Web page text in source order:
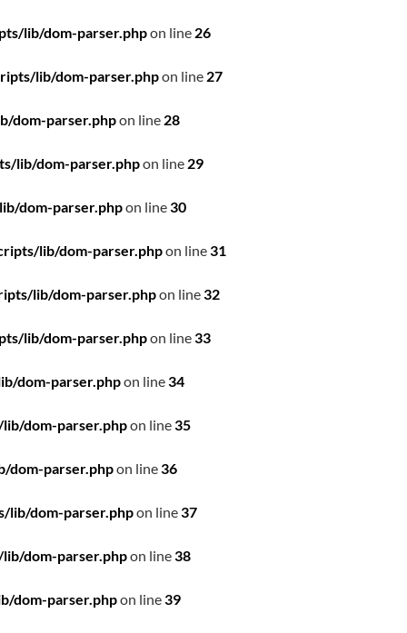
lib/dom-parser.phpon line 26
lib/dom-parser.phpon line 27
dom-parser.phpon line 28
lib/dom-parser.phpon line 29
dom-parser.phpon line30
lib/dom-parser.phpon line31
lib/dom-parser.phpon line32
lib/dom-parser.phpon line33
dom-parser.phpon line34
dom-parser.phpon line35
dom-parser.phpon line36
dom-parser.phpon line37
dom-parser.phpon line38
dom-parser.phpon line39